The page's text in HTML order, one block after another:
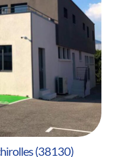
(38130)